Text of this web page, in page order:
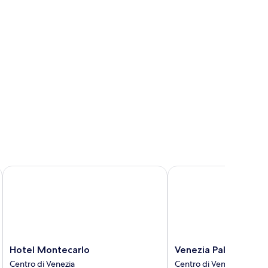
Hotel
Montecarlo
Hotel Montecarlo
Centro di Venezia
Hotel Montecarlo
Venezia
Palazzo
Venezia Palazzo
Centro di Venezia
Venezia Palazzo Barocci